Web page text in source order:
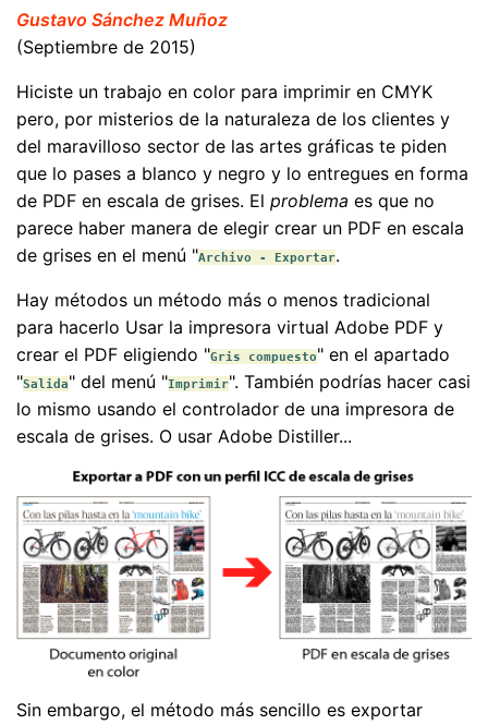
Gustavo Sánchez Muñoz
(Septiembre de 2015)
Hiciste un trabajo en color para imprimir en CMYK
pero, por misterios de la naturaleza de los clientes y
del maravilloso sector de las artes gráficas te piden
que lo pases a blanco y negro y lo entregues en forma
de PDF en escala de grises. El problema es que no
parece haber manera de elegir crear un PDF en escala
de grises en el menú "Archivo - Exportar.
Hay métodos un método más o menos tradicional
para hacerlo Usar la impresora virtual Adobe PDF y
crear el PDF eligiendo "Gris compuesto" en el apartado
"Salida" del menú "Imprimir". También podrías hacer casi
lo mismo usando el controlador de una impresora de
escala de grises. O usar Adobe Distiller...
Sin embargo, el método más sencillo es exportar